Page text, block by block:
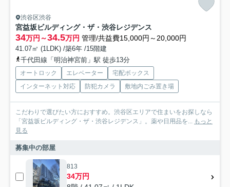
渋谷区渋谷
宮益坂ビルディング・ザ・渋谷レジデンス
34万円～34.5万円 管理/共益費15,000円～20,000円
41.07㎡ (1LDK) /築6年 /15階建
千代田線「明治神宮前」駅 徒歩13分
オートロック エレベーター
宅配ボックス
インターネット対応
防犯カメラ 敷地内ごみ置き場
こだわりで選びたい方におすすめ。渋谷区エリアで住まいをお探しなら
「宮益坂ビルディング・ザ・渋谷レジデンス」。薬や日用品を... もっと
見る
募集中の部屋
813
34万円